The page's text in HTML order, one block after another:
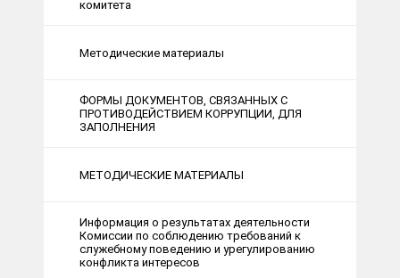
комитета
Методические материалы
ФОРМЫ ДОКУМЕНТОВ, СВЯЗАННЫХ С
ПРОТИВОДЕЙСТВИЕМ КОРРУПЦИИ, ДЛЯ
ЗАПОЛНЕНИЯ
МЕТОДИЧЕСКИЕ МАТЕРИАЛЫ
Информация о результатах деятельности
Комиссии по соблюдению требований к
служебному поведению и урегулированию
конфликта интересов